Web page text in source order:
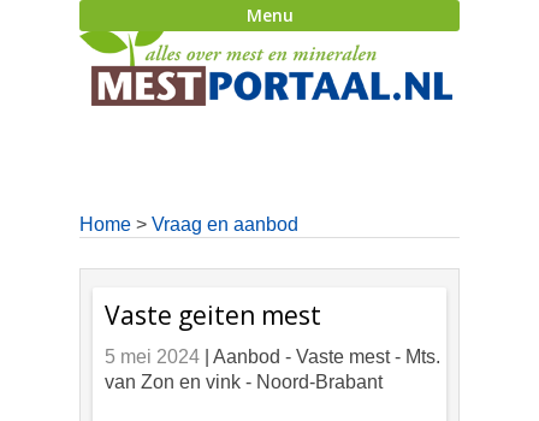
Menu
Home > Vraag en aanbod
Vaste geiten mest
5 mei 2024 | Aanbod - Vaste mest - Mts.
van Zon en vink - Noord-Brabant